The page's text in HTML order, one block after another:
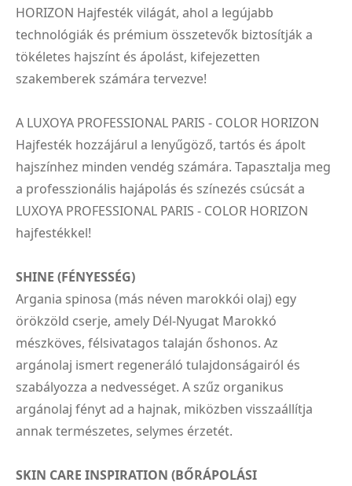
HORIZON Hajfesték világát, ahol a legújabb
technológiák és prémium összetevők biztosítják a
tökéletes hajszínt és ápolást, kifejezetten
szakemberek számára tervezve!
A LUXOYA PROFESSIONAL PARIS - COLOR HORIZON
Hajfesték hozzájárul a lenyűgöző, tartós és ápolt
hajszínhez minden vendég számára. Tapasztalja meg
a professzionális hajápolás és színezés csúcsát a
LUXOYA PROFESSIONAL PARIS - COLOR HORIZON
hajfestékkel!
SHINE (FÉNYESSÉG)
Argania spinosa (más néven marokkói olaj) egy
örökzöld cserje, amely Dél-Nyugat Marokkó
mészköves, félsivatagos talaján őshonos. Az
argánolaj ismert regeneráló tulajdonságairól és
szabályozza a nedvességet. A szűz organikus
argánolaj fényt ad a hajnak, miközben visszaállítja
annak természetes, selymes érzetét.
SKIN CARE INSPIRATION (BŐRÁPOLÁSI